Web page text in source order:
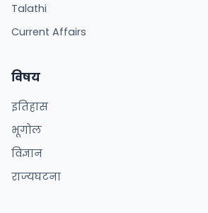
Talathi
Current Affairs
विषय
इतिहास
भूगोल
विज्ञान
राज्यघटना